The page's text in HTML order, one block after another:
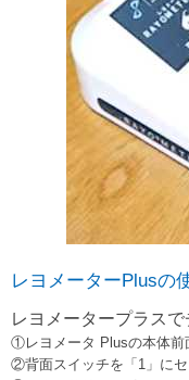
レヨメーターPlusの
レヨメータープラス
①レヨメータ Plusの本体前
②背面スイッチを「1」にセ